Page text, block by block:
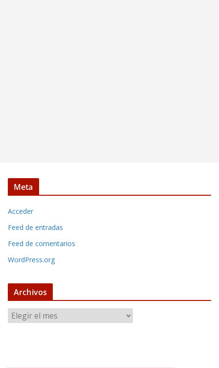
Meta
Acceder
Feed de entradas
Feed de comentarios
WordPress.org
Archivos
r